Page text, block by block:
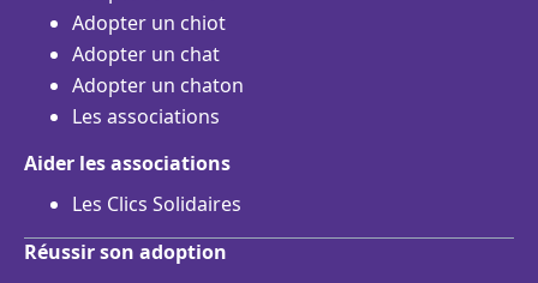
Adopter un chiot
Adopter un chat
Adopter un chaton
Les associations
Aider les associations
Les Clics Solidaires
Réussir son adoption